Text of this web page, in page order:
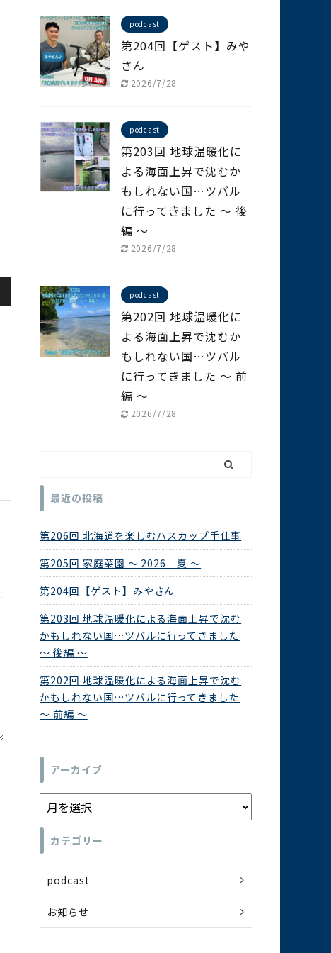
podcast
第204回【ゲスト】みや
さん
2026/7/28
podcast
第203回 地球温暖化に
よる海面上昇で沈むか
もしれない国…ツバル
に行ってきました ～ 後
編 ～
2026/7/28
podcast
第202回 地球温暖化に
よる海面上昇で沈むか
もしれない国…ツバル
に行ってきました ～ 前
編 ～
2026/7/28
最近の投稿
第206回 北海道を楽しむハスカップ手仕事
第205回 家庭菜園 ～ 2026 夏 ～
第204回【ゲスト】みやさん
第203回 地球温暖化による海面上昇で沈む
かもしれない国…ツバルに行ってきました
～ 後編 ～
第202回 地球温暖化による海面上昇で沈む
かもしれない国…ツバルに行ってきました
～ 前編 ～
アーカイブ
カテゴリー
podcast
お知らせ